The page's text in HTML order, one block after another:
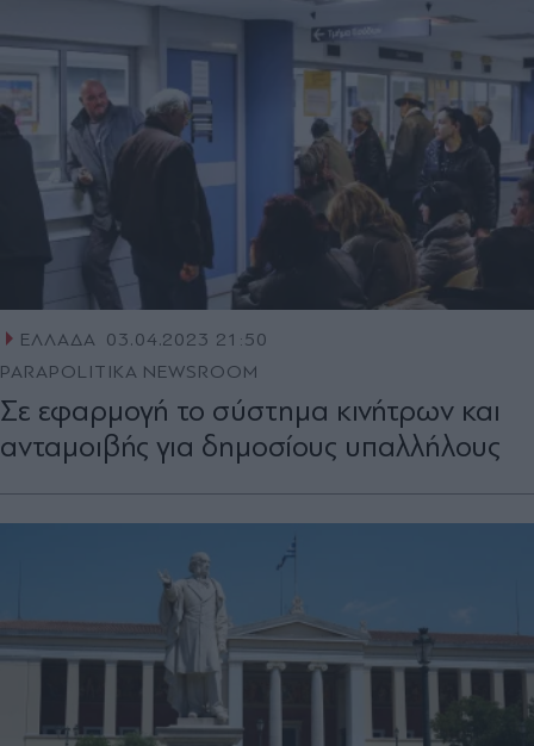
ΕΛΛΑΔΑ 03.04.2023 21:50
PARAPOLITIKA NEWSROOM
Σε εφαρμογή το σύστημα κινήτρων και
ανταμοιβής για δημοσίους υπαλλήλους